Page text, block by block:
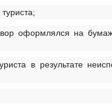
оформлялся на
в результате